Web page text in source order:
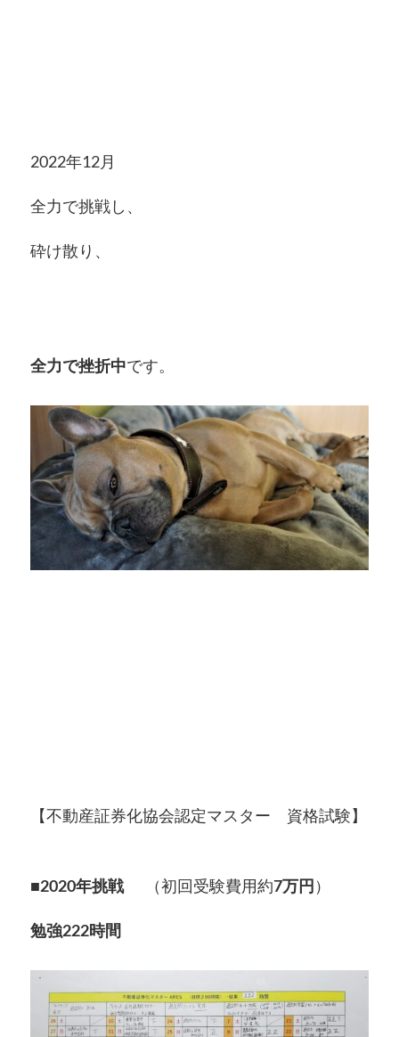
2022年12月
全力で挑戦し、
砕け散り、
全力で挫折中です。
【不動産証券化協会認定マスター 資格試験】
■2020年挑戦 （初回受験費用約7万円）
勉強222時間